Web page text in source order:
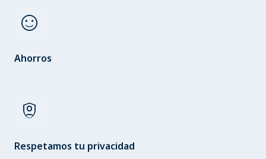
sentiment_satisfied
Ahorros
shield_person
Respetamos tu privacidad